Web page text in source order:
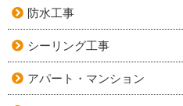
防水工事
シーリング工事
アパート・マンション